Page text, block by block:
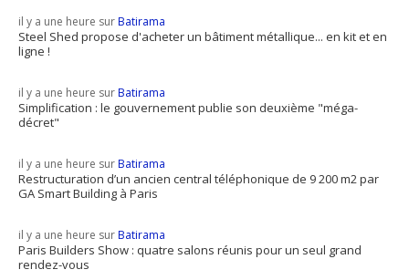
il y a une heure surBatirama
Steel Shed propose d'acheter un bâtiment métallique... en kit et en
ligne !
il y a une heure surBatirama
Simplification : le gouvernement publie son deuxième "méga-
décret"
il y a une heure surBatirama
Restructuration d’un ancien central téléphonique de 9 200 m2 par
GA Smart Building à Paris
il y a une heure surBatirama
Paris Builders Show : quatre salons réunis pour un seul grand
rendez-vous